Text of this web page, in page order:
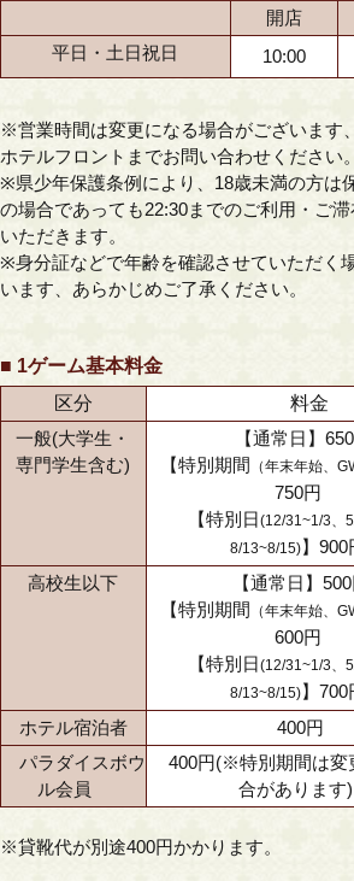
開店
平日・土日祝日
10:00
※営業時間は変更になる場合がございます
ホテルフロントまでお問い合わせください。
※県少年保護条例により、18歳未満の方は
の場合であっても22:30までのご利用・ご滞
いただきます。
※身分証などで年齢を確認させていただく
います、あらかじめご了承ください。
■ 1ゲーム基本料金
区分
料金
一般(大学生・
専門学生含む)
【通常日】
【特別期間 （年末年始、
750円
【特別日(12/31~1/3、
8/13~8/15)】900
高校生以下
【通常日】
【特別期間 （年末年始、
600円
【特別日(12/31~1/3、
8/13~8/15)】700
ホテル宿泊者
400円
パラダイスボウ
ル会員
400円(※特別期間は変
合があります)
※貸靴代が別途400円かかります。